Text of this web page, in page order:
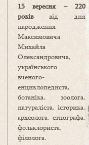
15 вересня – 220
роківвід дня
народження
Максимовича
Михайла
Олександровича,
українського
вченого-
енциклопедиста,
ботаніка, зоолога,
натураліста, історика,
археолога, етнографа,
фольклориста,
філолога.